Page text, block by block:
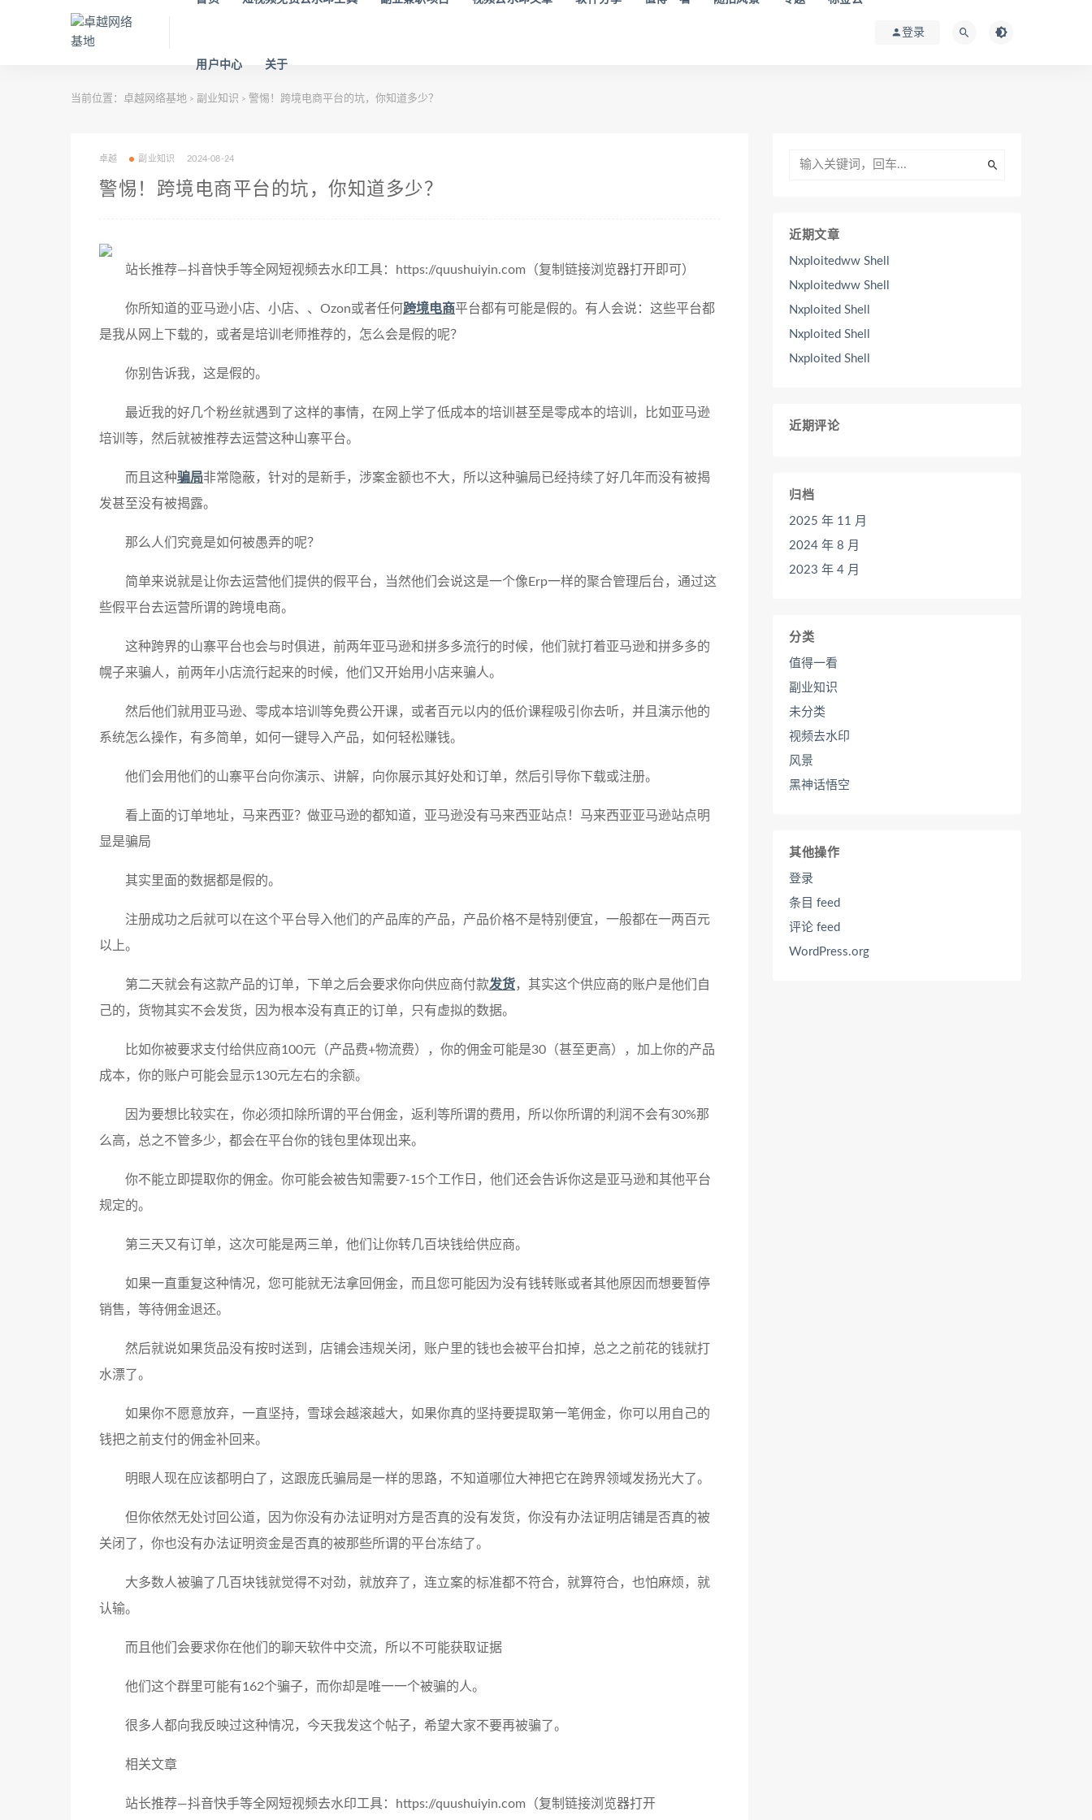
用户中心 关于
登录
当前位置： 卓越网络基地 > 副业知识 > 警惕！跨境电商平台的坑，你知道多少？
卓越 副业知识 2024-08-24
警惕！跨境电商平台的坑，你知道多少？
站长推荐—抖音快手等全网短视频去水印工具：https://quushuiyin.com（复制链接浏览器打开即可）
你所知道的亚马逊小店、小店、、Ozon或者任何 跨境电商平台都有可能是假的。有人会说：这些平台都
是我从网上下载的，或者是培训老师推荐的，怎么会是假的呢？
你别告诉我，这是假的。
最近我的好几个粉丝就遇到了这样的事情，在网上学了低成本的培训甚至是零成本的培训，比如亚马逊
培训等，然后就被推荐去运营这种山寨平台。
而且这种骗局非常隐蔽，针对的是新手，涉案金额也不大，所以这种骗局已经持续了好几年而没有被揭
发甚至没有被揭露。
那么人们究竟是如何被愚弄的呢？
简单来说就是让你去运营他们提供的假平台，当然他们会说这是一个像Erp一样的聚合管理后台，通过这
些假平台去运营所谓的跨境电商。
这种跨界的山寨平台也会与时俱进，前两年亚马逊和拼多多流行的时候，他们就打着亚马逊和拼多多的
幌子来骗人，前两年小店流行起来的时候，他们又开始用小店来骗人。
然后他们就用亚马逊、零成本培训等免费公开课，或者百元以内的低价课程吸引你去听，并且演示他的
系统怎么操作，有多简单，如何一键导入产品，如何轻松赚钱。
他们会用他们的山寨平台向你演示、讲解，向你展示其好处和订单，然后引导你下载或注册。
看上面的订单地址，马来西亚？做亚马逊的都知道，亚马逊没有马来西亚站点！马来西亚亚马逊站点明
显是骗局
其实里面的数据都是假的。
注册成功之后就可以在这个平台导入他们的产品库的产品，产品价格不是特别便宜，一般都在一两百元
以上。
第二天就会有这款产品的订单，下单之后会要求你向供应商付款发货，其实这个供应商的账户是他们自
己的，货物其实不会发货，因为根本没有真正的订单，只有虚拟的数据。
比如你被要求支付给供应商100元（产品费+物流费），你的佣金可能是30（甚至更高），加上你的产品
成本，你的账户可能会显示130元左右的余额。
因为要想比较实在，你必须扣除所谓的平台佣金，返利等所谓的费用，所以你所谓的利润不会有30%那
么高，总之不管多少，都会在平台你的钱包里体现出来。
你不能立即提取你的佣金。你可能会被告知需要7-15个工作日，他们还会告诉你这是亚马逊和其他平台
规定的。
第三天又有订单，这次可能是两三单，他们让你转几百块钱给供应商。
如果一直重复这种情况，您可能就无法拿回佣金，而且您可能因为没有钱转账或者其他原因而想要暂停
销售，等待佣金退还。
然后就说如果货品没有按时送到，店铺会违规关闭，账户里的钱也会被平台扣掉，总之之前花的钱就打
水漂了。
如果你不愿意放弃，一直坚持，雪球会越滚越大，如果你真的坚持要提取第一笔佣金，你可以用自己的
钱把之前支付的佣金补回来。
明眼人现在应该都明白了，这跟庞氏骗局是一样的思路，不知道哪位大神把它在跨界领域发扬光大了。
但你依然无处讨回公道，因为你没有办法证明对方是否真的没有发货，你没有办法证明店铺是否真的被
关闭了，你也没有办法证明资金是否真的被那些所谓的平台冻结了。
大多数人被骗了几百块钱就觉得不对劲，就放弃了，连立案的标准都不符合，就算符合，也怕麻烦，就
认输。
而且他们会要求你在他们的聊天软件中交流，所以不可能获取证据
他们这个群里可能有162个骗子，而你却是唯一一个被骗的人。
很多人都向我反映过这种情况，今天我发这个帖子，希望大家不要再被骗了。
相关文章
站长推荐—抖音快手等全网短视频去水印工具：https://quushuiyin.com（复制链接浏览器打开
近期文章
Nxploitedww Shell
Nxploitedww Shell
Nxploited Shell
Nxploited Shell
Nxploited Shell
近期评论
归档
2025 年 11 月
2024 年 8 月
2023 年 4 月
分类
值得一看
副业知识
未分类
视频去水印
风景
黑神话悟空
其他操作
登录
条目 feed
评论 feed
WordPress.org